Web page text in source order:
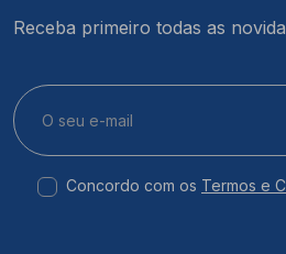
Receba primeiro todas as
Concordo com os Termos e